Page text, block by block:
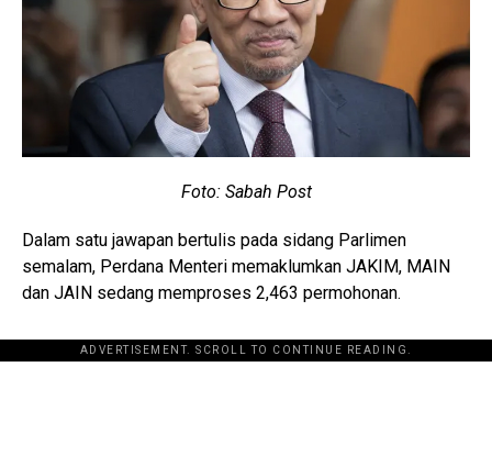
Foto: Sabah Post
Dalam satu jawapan bertulis pada sidang Parlimen
semalam, Perdana Menteri memaklumkan JAKIM, MAIN
dan JAIN sedang memproses 2,463 permohonan.
ADVERTISEMENT. SCROLL TO CONTINUE READING.